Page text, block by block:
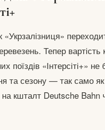
Тепер вартість
«Інтерсіті+»
та сезону — так само
на кшталт Deutsche